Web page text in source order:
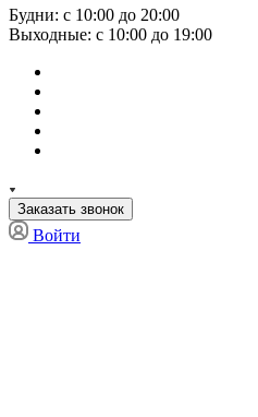
Будни: с 10:00 до 20:00
Выходные: с 10:00 до 19:00
Заказать звонок
Войти